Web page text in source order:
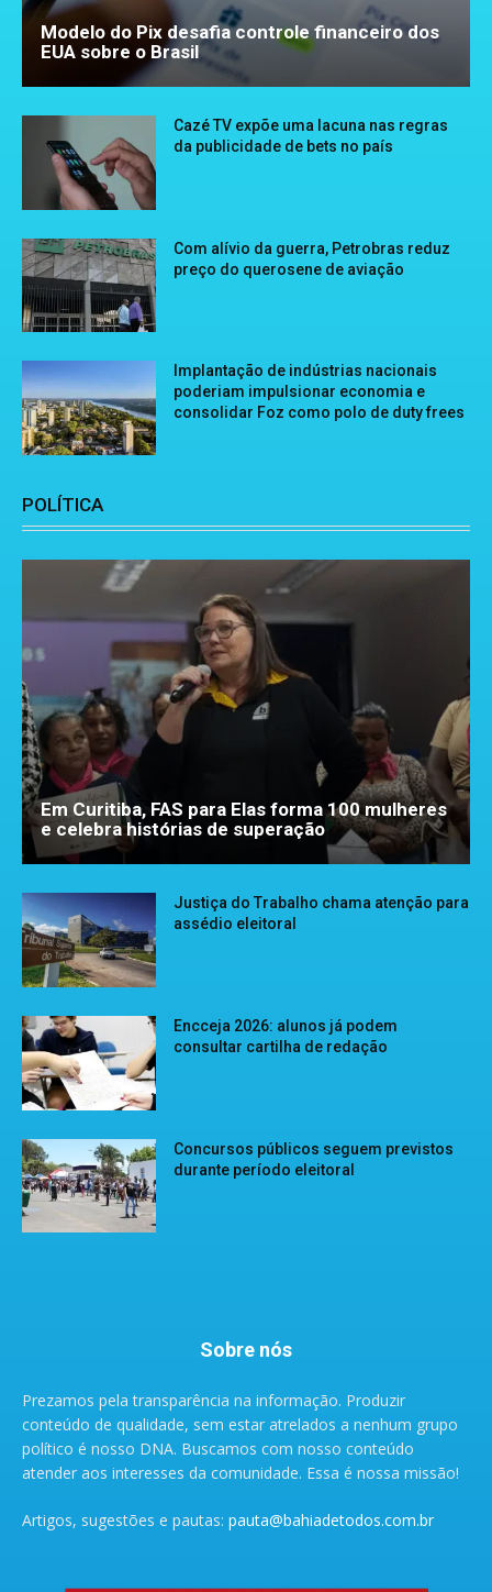
Modelo do Pix desafia controle financeiro dos
EUA sobre o Brasil
Cazé TV expõe uma lacuna nas regras
da publicidade de bets no país
Com alívio da guerra, Petrobras reduz
preço do querosene de aviação
Implantação de indústrias nacionais
poderiam impulsionar economia e
consolidar Foz como polo de duty frees
POLÍTICA
Em Curitiba, FAS para Elas forma 100 mulheres
e celebra histórias de superação
Justiça do Trabalho chama atenção para
assédio eleitoral
Encceja 2026: alunos já podem
consultar cartilha de redação
Concursos públicos seguem previstos
durante período eleitoral
Sobre nós
Prezamos pela transparência na informação. Produzir
conteúdo de qualidade, sem estar atrelados a nenhum grupo
político é nosso DNA. Buscamos com nosso conteúdo
atender aos interesses da comunidade. Essa é nossa missão!
Artigos, sugestões e pautas: pauta@bahiadetodos.com.br